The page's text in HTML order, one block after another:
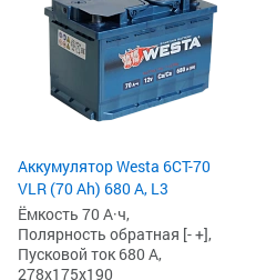
Аккумулятор Westa 6СТ-70
VLR (70 Ah) 680 А, L3
Ёмкость 70 А·ч,
Полярность обратная [- +],
Пусковой ток 680 А,
278x175x190